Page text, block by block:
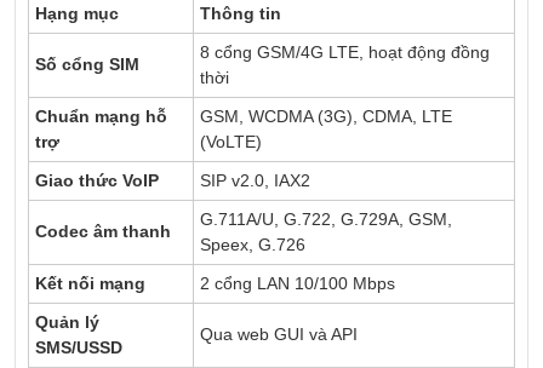
Hạng mục Thông tin
Số cổng SIM
8 cổng GSM/4G LTE, hoạt động đồng
thời
Chuẩn mạng hỗ
trợ
GSM, WCDMA (3G), CDMA, LTE
(VoLTE)
Giao thức VoIP
SIP v2.0, IAX2
Codec âm thanh
G.711A/U, G.722, G.729A, GSM,
Speex, G.726
Kết nối mạng
2 cổng LAN 10/100 Mbps
Quản lý
SMS/USSD
Qua web GUI và API